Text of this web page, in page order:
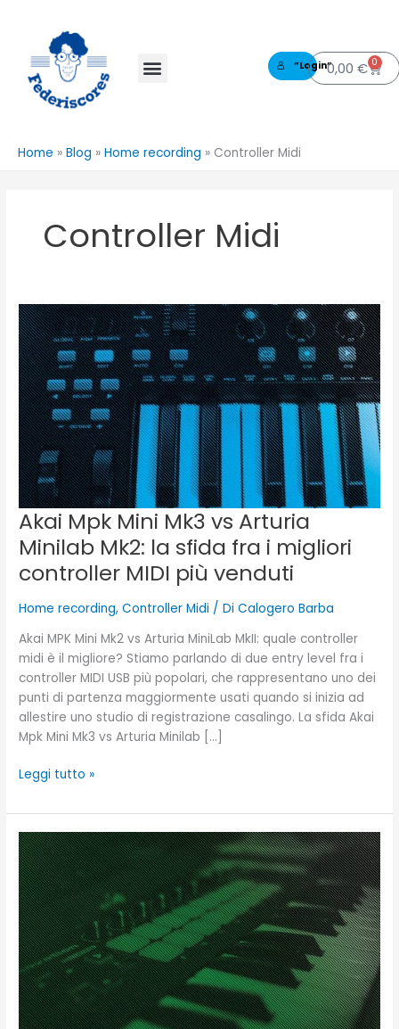
contenuto
”Login”0,00 € 0
Home » Blog » Home recording » Controller Midi
Controller Midi
Akai Mpk Mini Mk3 vs Arturia
Minilab Mk2: la sfida fra i migliori
controller MIDI più venduti
Home recording,Controller Midi / DiCalogero Barba
Akai MPK Mini Mk2 vs Arturia MiniLab MkII: quale controller
midi è il migliore? Stiamo parlando di due entry level fra i
controller MIDI USB più popolari, che rappresentano uno dei
punti di partenza maggiormente usati quando si inizia ad
allestire uno studio di registrazione casalingo. La sfida Akai
Mpk Mini Mk3 vs Arturia Minilab […]
Mpk
Mini
Mk3
vs
Arturia
Minilab
Mk2:
la
sfida
fra
i
migliori
controller
MIDI
venduti
Leggi tutto »
migliori
controller
MIDI
USB
per
il
tuo
studio
di
registrazione